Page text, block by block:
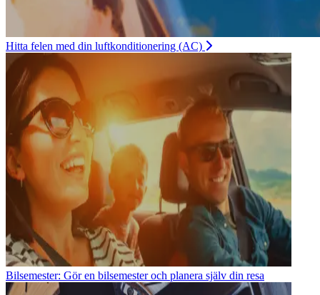
Hitta felen med din luftkonditionering (AC)
Bilsemester: Gör en bilsemester och planera själv din resa